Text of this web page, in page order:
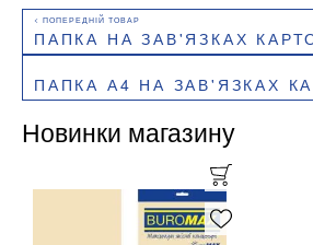
ПАПКА НА ЗАВ'ЯЗКАХ КАРТОННА А4
ПАПКА А4 НА ЗАВ'ЯЗКАХ КАРТОННА КЛЕЄНИЙ
Новинки магазину